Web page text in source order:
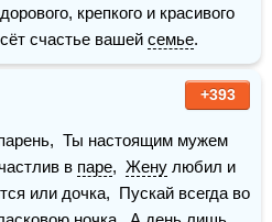
крепкого и красивого
счастье вашей семье.
+393
Ты настоящим мужем
в паре, Жену любил и
или дочка,  Пускай всегда во